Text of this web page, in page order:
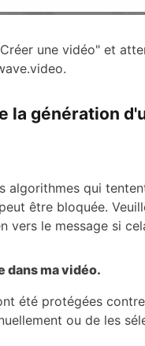
une vidéo" et
la génération
algorithmes qui
être bloquée.
vers le message si
dans ma vidéo.
été protégées
ou de les